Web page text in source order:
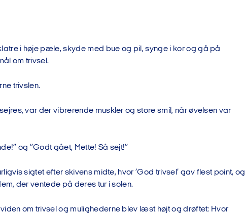
i høje pæle, skyde med bue og pil, synge i kor og gå på
om trivsel.
trivslen.
var der vibrerende muskler og store smil, når øvelsen var
og ”Godt gået, Mette! Så sejt!”
sigtet efter skivens midte, hvor ’God trivsel’ gav flest point, og
der ventede på deres tur i solen.
om trivsel og mulighederne blev læst højt og drøftet: Hvor